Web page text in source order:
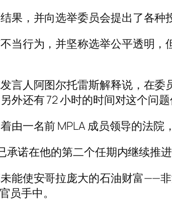
果，并向选举委员会提出了各种
当行为，并坚称选举公平透明
言人阿图尔托雷斯解释说，在
外还有 72 小时的时间对这个问题
由一名前 MPLA 成员领导的法院
承诺在他的第二个任期内继续推
能使安哥拉庞大的石油财富——
员手中。